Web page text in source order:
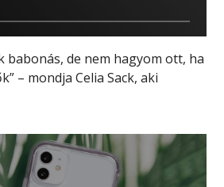
babonás, de nem hagyom ott, ha
– mondja Celia Sack, aki